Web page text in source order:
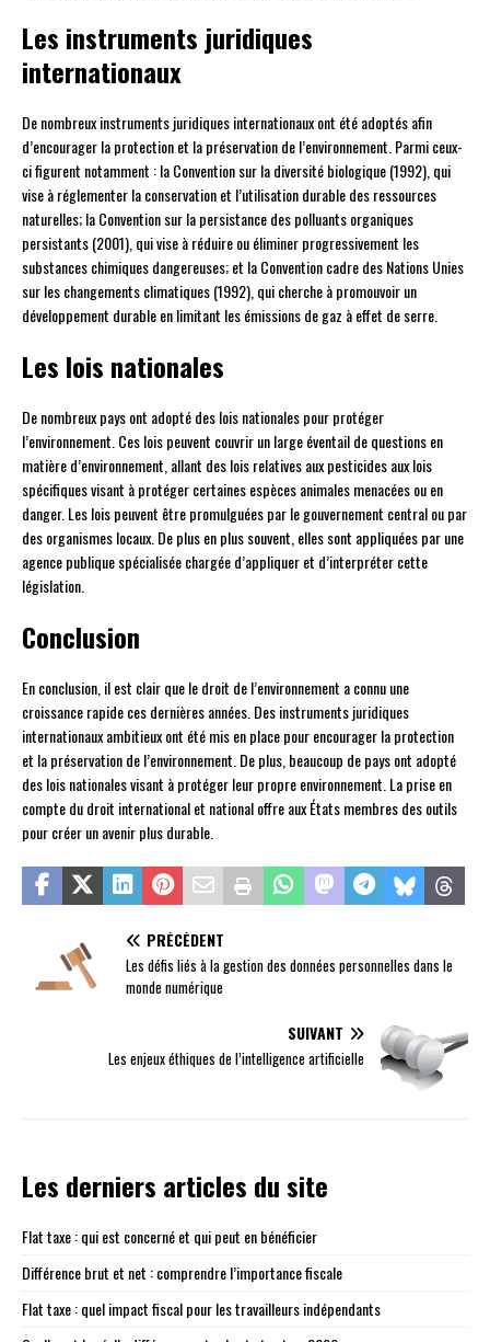
Les instruments juridiques
internationaux
De nombreux instruments juridiques internationaux ont été adoptés afin
d’encourager la protection et la préservation de l’environnement. Parmi ceux-
ci figurent notamment : la Convention sur la diversité biologique (1992), qui
vise à réglementer la conservation et l’utilisation durable des ressources
naturelles; la Convention sur la persistance des polluants organiques
persistants (2001), qui vise à réduire ou éliminer progressivement les
substances chimiques dangereuses; et la Convention cadre des Nations Unies
sur les changements climatiques (1992), qui cherche à promouvoir un
développement durable en limitant les émissions de gaz à effet de serre.
Les lois nationales
De nombreux pays ont adopté des lois nationales pour protéger
l’environnement. Ces lois peuvent couvrir un large éventail de questions en
matière d’environnement, allant des lois relatives aux pesticides aux lois
spécifiques visant à protéger certaines espèces animales menacées ou en
danger. Les lois peuvent être promulguées par le gouvernement central ou par
des organismes locaux. De plus en plus souvent, elles sont appliquées par une
agence publique spécialisée chargée d’appliquer et d’interpréter cette
législation.
Conclusion
En conclusion, il est clair que le droit de l’environnement a connu une
croissance rapide ces dernières années. Des instruments juridiques
internationaux ambitieux ont été mis en place pour encourager la protection
et la préservation de l’environnement. De plus, beaucoup de pays ont adopté
des lois nationales visant à protéger leur propre environnement. La prise en
compte du droit international et national offre aux États membres des outils
pour créer un avenir plus durable.
PRÉCÉDENT
Les défis liés à la gestion des données personnelles dans le
monde numérique
SUIVANT
Les enjeux éthiques de l’intelligence artificielle
Les derniers articles du site
Flat taxe : qui est concerné et qui peut en bénéficier
Différence brut et net : comprendre l’importance fiscale
Flat taxe : quel impact fiscal pour les travailleurs indépendants